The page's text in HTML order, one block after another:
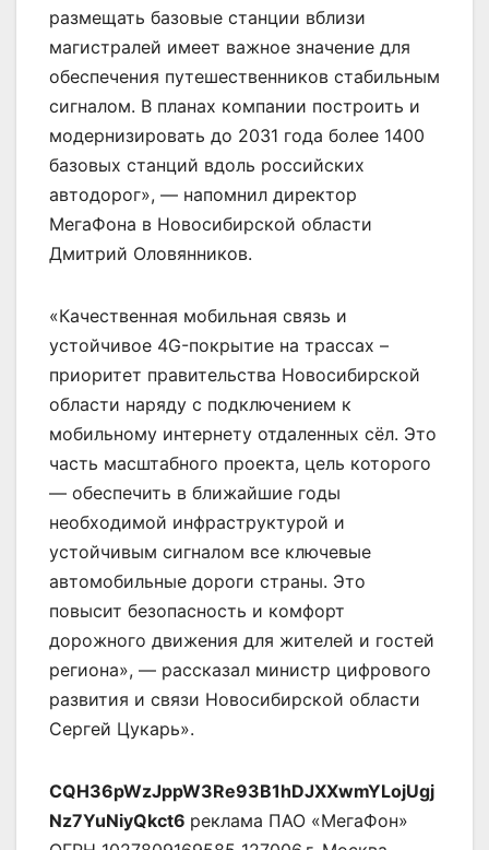
размещать базовые станции вблизи
магистралей имеет важное значение для
обеспечения путешественников стабильным
сигналом. В планах компании построить и
модернизировать до 2031 года более 1400
базовых станций вдоль российских
автодорог», — напомнил директор
МегаФона в Новосибирской области
Дмитрий Оловянников.
«Качественная мобильная связь и
устойчивое 4G-покрытие на трассах –
приоритет правительства Новосибирской
области наряду с подключением к
мобильному интернету отдаленных сёл. Это
часть масштабного проекта, цель которого
— обеспечить в ближайшие годы
необходимой инфраструктурой и
устойчивым сигналом все ключевые
автомобильные дороги страны. Это
повысит безопасность и комфорт
дорожного движения для жителей и гостей
региона», — рассказал министр цифрового
развития и связи Новосибирской области
Сергей Цукарь».
CQH36pWzJppW3Re93B1hDJXXwmYLojUgj
Nz7YuNiyQkct6 реклама ПАО «МегаФон»